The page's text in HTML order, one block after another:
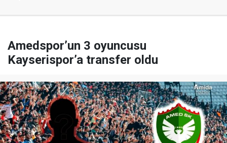
Amedspor’un 3 oyuncusu
Kayserispor’a transfer oldu